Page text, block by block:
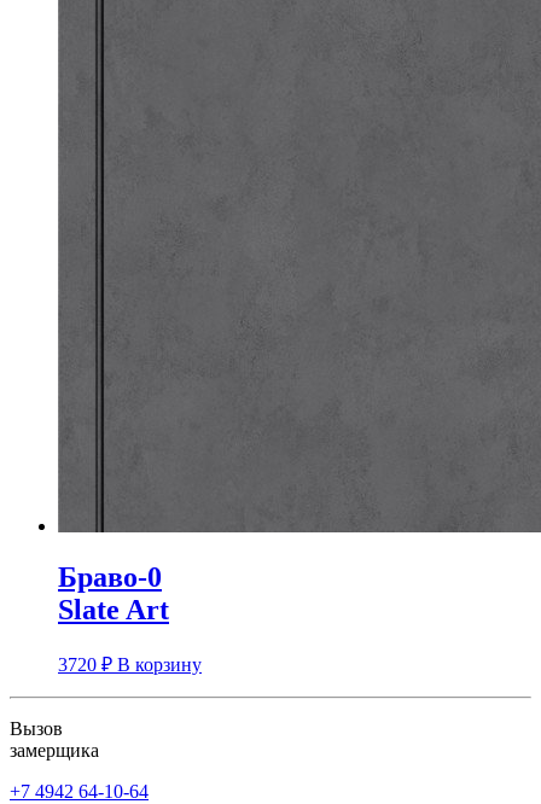
Браво-0
Slate Art
3720 ₽ В корзину
Вызов
замерщика
+7 4942 64-10-64